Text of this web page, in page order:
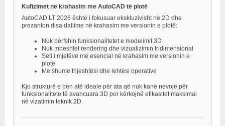
Kufizimet në krahasim me AutoCAD të plotë
AutoCAD LT 2026 është i fokusuar ekskluzivisht në 2D dhe
prezanton disa dallime në krahasim me versionin e plotë:
Nuk përfshin funksionalitetet e modelimit 3D
Nuk mbështet rendering dhe vizualizimin tridimensional
Seti i mjetëve më esencial në krahasim me versionin e
plotë
Më shumë thjeshtësi dhe lehtësi operative
Kjo strukturë e bën atë ideale për ata që nuk kanë nevojë për
funksionalitete të avancuara 3D por kërkojnë efikasitet maksimal
në vizatimin teknik 2D